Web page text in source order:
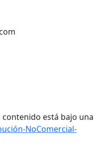
está bajo una
NoComercial-